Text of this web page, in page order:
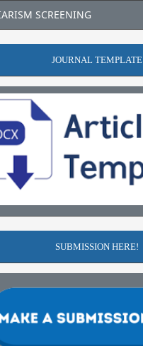
SCREENING
JOURNAL TEMPLATE
SUBMISSION HERE!